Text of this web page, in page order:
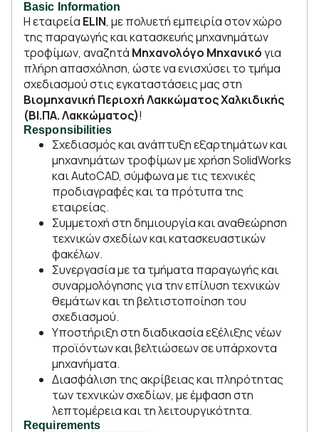
Basic Information
Η εταιρεία ELIN, με πολυετή εμπειρία στον χώρο
της παραγωγής και κατασκευής μηχανημάτων
τροφίμων, αναζητά Μηχανολόγο Μηχανικόγια
πλήρη απασχόληση, ώστε να ενισχύσει το τμήμα
σχεδιασμού στις εγκαταστάσεις μας στη
Βιομηχανική Περιοχή Λακκώματος Χαλκιδικής
(ΒΙ.ΠΑ. Λακκώματος)!
Responsibilities
Σχεδιασμός και ανάπτυξη εξαρτημάτων και
μηχανημάτων τροφίμων με χρήση SolidWorks
και AutoCAD, σύμφωνα με τις τεχνικές
προδιαγραφές και τα πρότυπα της
εταιρείας.
Συμμετοχή στη δημιουργία και αναθεώρηση
τεχνικών σχεδίων και κατασκευαστικών
φακέλων.
Συνεργασία με τα τμήματα παραγωγής και
συναρμολόγησης για την επίλυση τεχνικών
θεμάτων και τη βελτιστοποίηση του
σχεδιασμού.
Υποστήριξη στη διαδικασία εξέλιξης νέων
προϊόντων και βελτιώσεων σε υπάρχοντα
μηχανήματα.
Διασφάλιση της ακρίβειας και πληρότητας
των τεχνικών σχεδίων, με έμφαση στη
λεπτομέρεια και τη λειτουργικότητα.
Requirements